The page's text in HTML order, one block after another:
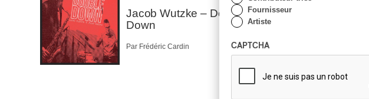
Jacob Wutzke – Double
Down
Par Frédéric Cardin
Fournisseur
Artiste
CAPTCHA